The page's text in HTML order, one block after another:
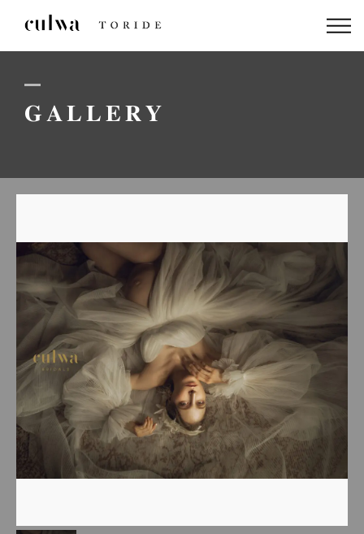
GALLERY
ABOUT US
PACKAGE
STAFF
GALLERY
BLOG
LINEでのお問い合わせはこちら